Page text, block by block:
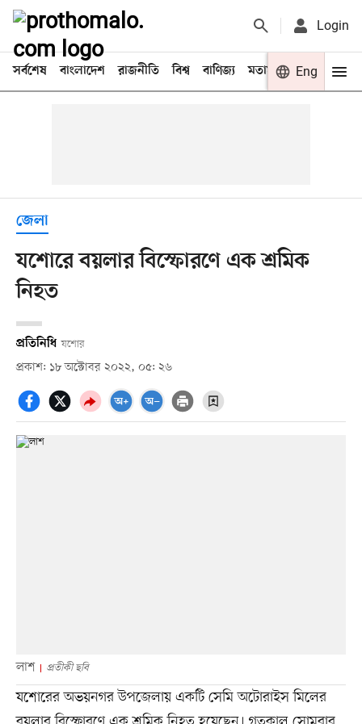
Login
সর্বশেষ বাংলাদেশ রাজনীতি বিশ্ব বাণিজ্য মতামত খেলা
Eng
জেলা
যশোরে বয়লার বিস্ফোরণে এক শ্রমিক
নিহত
প্রতিনিধি যশোর
প্রকাশ: ১৮ অক্টোবর ২০২২, ০৫: ২৬
লাশ প্রতীকী ছবি
যশোরের অভয়নগর উপজেলায় একটি সেমি অটোরাইস মিলের